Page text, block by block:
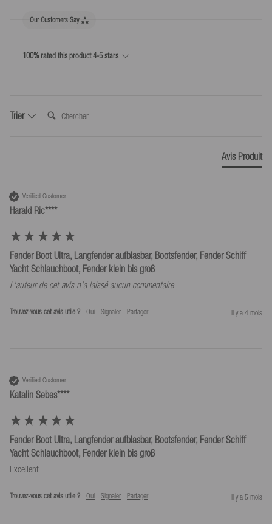
Poids du produit (g)
info@mesle.com
Droit de rétractation de 30 jours
Our Customers Say
100% rated this product 4-5 stars
Trier Chercher:
Avis Produit
Verified Customer
Harald Ric****
Fender Boot Ultra, Langfender aufblasbar, Bootsfender, Fender Schiff
Yacht Schlauchboot, Fender klein bis groß
L'auteur de cet avis n'a laissé aucun commentaire
Trouvez-vous cet avis utile ? Oui Signaler Partager il y a 4 mois
Verified Customer
Katalin Sebes****
Fender Boot Ultra, Langfender aufblasbar, Bootsfender, Fender Schiff
Yacht Schlauchboot, Fender klein bis groß
Excellent
Trouvez-vous cet avis utile ? Oui Signaler Partager il y a 5 mois